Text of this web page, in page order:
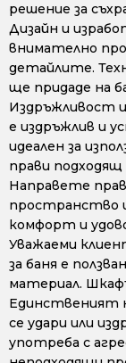
решение за
Дизайн и
внимателно
детайлите.
ще придаде на
Издръжливост
е издръжлив и
идеален за
прави
Направете
пространство
комфорт и
Уважаеми
за баня е
материал.
Единственият
се удари или
употреба с